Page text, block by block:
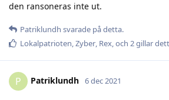
den ransoneras inte ut.
Patriklundh svarade på detta.
Lokalpatrioten,Zyber, Rex, och 2gillar
P Patriklundh 6 dec 2021